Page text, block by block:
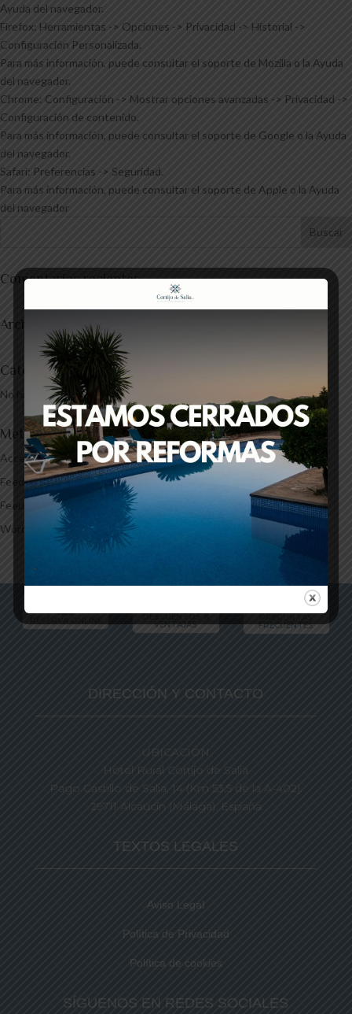
Ayuda del navegador.
Firefox: Herramientas -> Opciones -> Privacidad -> Historial ->
Configuración Personalizada.
Para más información, puede consultar el soporte de Mozilla o la Ayuda
del navegador.
Chrome: Configuración -> Mostrar opciones avanzadas -> Privacidad ->
Configuración de contenido.
Para más información, puede consultar el soporte de Google o la Ayuda
del navegador.
Safari: Preferencias -> Seguridad.
Para más información, puede consultar el soporte de Apple o la Ayuda
del navegador
Comentarios recientes
Archivos
Categorías
No hay categorías
Meta
Acceder
Feed de entradas
Feed de comentarios
WordPress.org
VENTAJAS FRECUENTES
DIRECCIÓN Y CONTACTO
UBICACIÓN
Hotel Rural Cortijo de Salia
Pago Castillo de Salia, 14 (Km 53,5 de la A-402).
29711 Alcaucín (Málaga). España
TEXTOS LEGALES
Aviso Legal
Política de Privacidad
Política de cookies
SÍGUENOS EN REDES SOCIALES